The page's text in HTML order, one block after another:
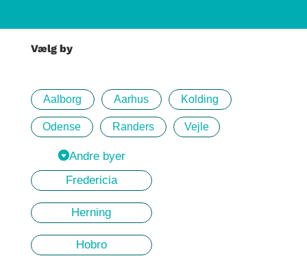
Vælg by
Aalborg Aarhus Kolding
Odense Randers Vejle
Andre byer
Fredericia
Herning
Hobro